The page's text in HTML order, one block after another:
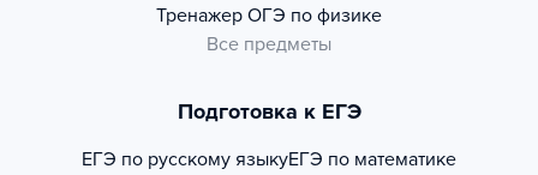
Тренажер ОГЭ по физике
Все предметы
Подготовка к ЕГЭ
ЕГЭ по русскому языкуЕГЭ по математике